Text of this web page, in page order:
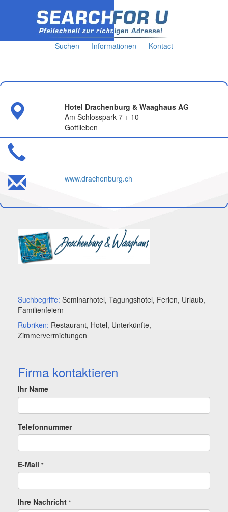
Suchen Informationen Kontact
Hotel Drachenburg & Waaghaus AG
Am Schlosspark 7 + 10
Gottlieben
www.drachenburg.ch
Suchbegriffe: Seminarhotel, Tagungshotel, Ferien, Urlaub,
Familienfeiern
Rubriken: Restaurant, Hotel, Unterkünfte,
Zimmervermietungen
Firma kontaktieren
Ihr Name
Telefonnummer
E-Mail *
Ihre Nachricht *